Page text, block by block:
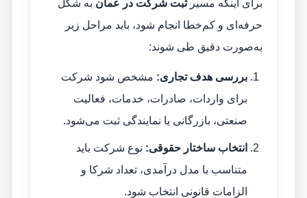
برای اینکه مسیرثبت شرکت در عمان به شکل
حرفه‌ای و کم‌خطا انجام شود، باید مراحل زیر
به‌صورت دقیق طی شوند:
بررسی هدف تجاری: مشخص شود شرکت
برای واردات، صادرات، خدمات، فعالیت
صنعتی، بازرگانی یا نمایندگی ثبت می‌شود.
انتخاب ساختار حقوقی: نوع شرکت باید
متناسب با مدل درآمدی، تعداد شرکا و
الزامات قانونی انتخاب شود.